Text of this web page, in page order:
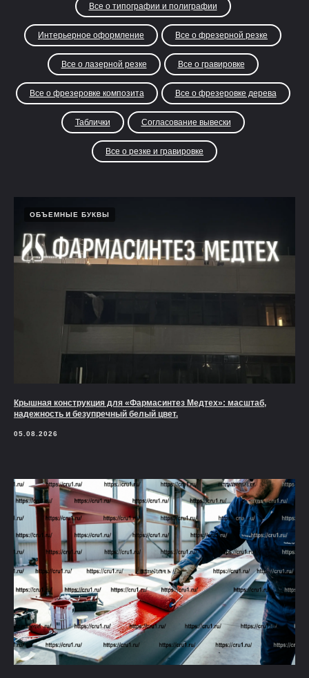
Все о типографии и полиграфии
Интерьерное оформление Все о фрезерной резке
Все о лазерной резке Все о гравировке
Все о фрезеровке композита Все о фрезеровке дерева
Таблички Согласование вывески
Все о резке и гравировке
ОБЪЕМНЫЕ БУКВЫ
Крышная конструкция для «Фармасинтез Медтех»: масштаб,
надежность и безупречный белый цвет.
05.08.2026